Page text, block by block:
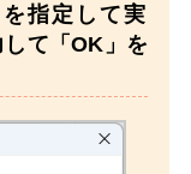
指定して実
て「OK」を